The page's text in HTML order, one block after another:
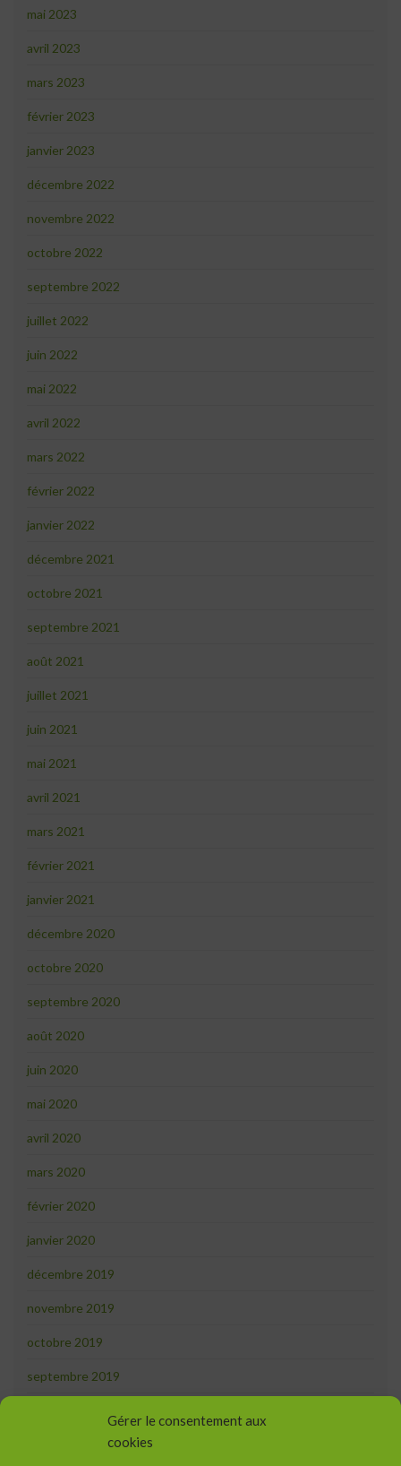
Gérer le consentement aux
cookies
mai 2023
avril 2023
mars 2023
février 2023
janvier 2023
décembre 2022
novembre 2022
octobre 2022
septembre 2022
juillet 2022
juin 2022
mai 2022
avril 2022
mars 2022
février 2022
janvier 2022
décembre 2021
octobre 2021
septembre 2021
août 2021
juillet 2021
juin 2021
mai 2021
avril 2021
mars 2021
février 2021
janvier 2021
décembre 2020
octobre 2020
septembre 2020
août 2020
juin 2020
mai 2020
avril 2020
mars 2020
février 2020
janvier 2020
décembre 2019
novembre 2019
octobre 2019
septembre 2019